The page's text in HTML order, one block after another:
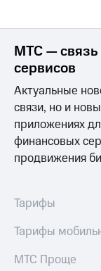
доступ
к
Кино,
книги
и не
только
и фитнес
КИОН
Строки
Live
Гудок
Мой
МТС — связь
сервисов
Актуальные
связи, но и
приложениях
финансовых
продвижения
Тарифы
Тарифы
МТС Проще